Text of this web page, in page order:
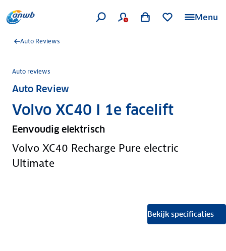
Menu
Auto Reviews
Auto reviews
Auto Review
Volvo XC40 I 1e facelift
Eenvoudig elektrisch
Volvo XC40 Recharge Pure electric
Ultimate
Bekijk specificaties